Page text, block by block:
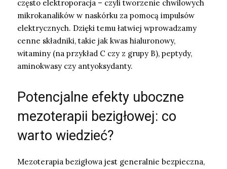
często elektroporacja – czyli tworzenie chwilowych
mikrokanalików w naskórku za pomocą impulsów
elektrycznych. Dzięki temu łatwiej wprowadzamy
cenne składniki, takie jak kwas hialuronowy,
witaminy (na przykład C czy z grupy B), peptydy,
aminokwasy czy antyoksydanty.
Potencjalne efekty uboczne
mezoterapii bezigłowej: co
warto wiedzieć?
Mezoterapia bezigłowa jest generalnie bezpieczna,